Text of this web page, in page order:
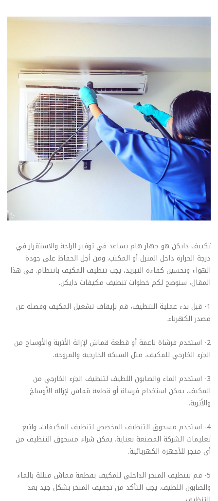
تكييف دايكن هو جهاز هام يساعد في توفير الراحة والاستقرار في
درجة الحرارة داخل المنزل أو المكتب. ومن أجل الحفاظ على جودة
الهواء وتحسين كفاءة التبريد، يجب تنظيف المكيف بانتظام. في هذا
المقال، سنوضح لكم خطوات تنظيف مكيفات دايكن.
1- قبل بدء عملية التنظيف، قم بإيقاف تشغيل المكيف وفصله عن
مصدر الكهرباء.
2- استخدم فرشاة ناعمة أو قطعة قماش لإزالة الأتربة والأوساخ من
الجزء الخارجي للمكيف، مثل الشبكة الخارجية والمروحة.
3- استخدم الماء والصابون اللطيف لتنظيف الجزء الخارجي من
المكيف. يمكن استخدام فرشاة أو قطعة قماش لإزالة الأوساخ
والأتربة.
4- استخدم مسحوق التنظيف المخصص لتنظيف المكيفات، واتبع
تعليمات الشركة المصنعة بعناية. يمكن شراء مسحوق التنظيف من
أي متجر للأجهزة الكهربائية.
5- قم بتنظيف المبخر الداخلي للمكيف بقطعة قماش مبللة بالماء
والصابون اللطيف. يجب التأكد من تجفيف المبخر بشكل جيد بعد